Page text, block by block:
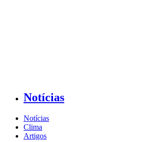
Notícias
Notícias
Clima
Artigos